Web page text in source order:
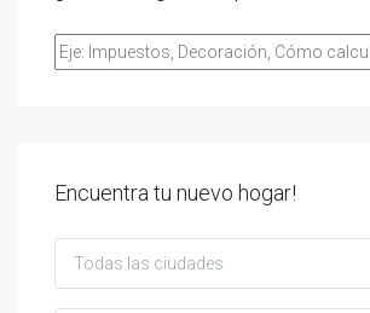
Encuentra tu nuevo hogar!
Todas las ciudades